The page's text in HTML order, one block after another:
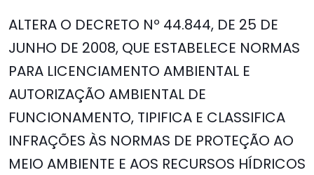
ALTERA O DECRETO Nº 44.844, DE 25 DE
JUNHO DE 2008, QUE ESTABELECE NORMAS
PARA LICENCIAMENTO AMBIENTAL E
AUTORIZAÇÃO AMBIENTAL DE
FUNCIONAMENTO, TIPIFICA E CLASSIFICA
INFRAÇÕES ÀS NORMAS DE PROTEÇÃO AO
MEIO AMBIENTE E AOS RECURSOS HÍDRICOS